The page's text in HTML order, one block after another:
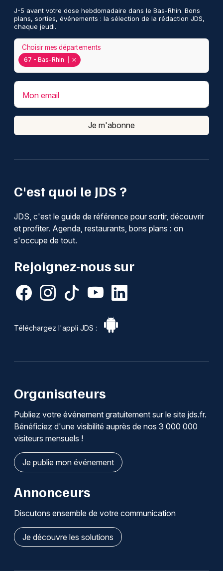
C'est quoi le JDS ?
JDS, c'est le guide de référence pour sortir, découvrir
et profiter. Agenda, restaurants, bons plans : on
s'occupe de tout.
Rejoignez-nous sur
Téléchargez l'appli JDS :
J-5 avant votre dose hebdomadaire dans le Bas-Rhin. Bons
plans, sorties, événements : la sélection de la rédaction JDS,
chaque jeudi.
67 - Bas-Rhin
Choisir mes départements
Mon email
Je m'abonne
Organisateurs
Publiez votre événement gratuitement sur le site jds.fr.
Bénéficiez d'une visibilité auprès de nos 3 000 000
visiteurs mensuels !
Je publie mon événement
Annonceurs
Discutons ensemble de votre communication
Je découvre les solutions